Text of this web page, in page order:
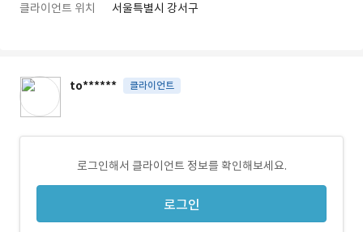
클라이언트 위치 서울특별시 강서구
to****** 클라이언트
로그인해서 클라이언트 정보를 확인해보세요.
로그인